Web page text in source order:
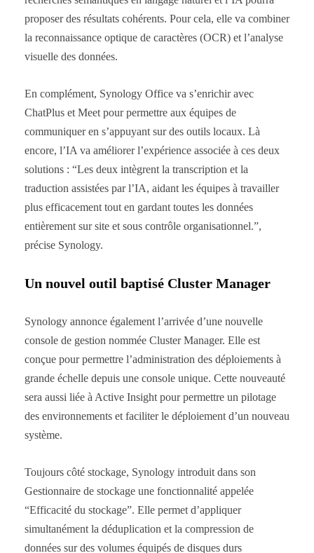
proposer des résultats cohérents. Pour cela, elle va combiner
la reconnaissance optique de caractères (OCR) et l’analyse
visuelle des données.
En complément, Synology Office va s’enrichir avec
ChatPlus et Meet pour permettre aux équipes de
communiquer en s’appuyant sur des outils locaux. Là
encore, l’IA va améliorer l’expérience associée à ces deux
solutions : “Les deux intègrent la transcription et la
traduction assistées par l’IA, aidant les équipes à travailler
plus efficacement tout en gardant toutes les données
entièrement sur site et sous contrôle organisationnel.”,
précise Synology.
Un nouvel outil baptisé Cluster Manager
Synology annonce également l’arrivée d’une nouvelle
console de gestion nommée Cluster Manager. Elle est
conçue pour permettre l’administration des déploiements à
grande échelle depuis une console unique. Cette nouveauté
sera aussi liée à Active Insight pour permettre un pilotage
des environnements et faciliter le déploiement d’un nouveau
système.
Toujours côté stockage, Synology introduit dans son
Gestionnaire de stockage une fonctionnalité appelée
“Efficacité du stockage”. Elle permet d’appliquer
simultanément la déduplication et la compression de
données sur des volumes équipés de disques durs